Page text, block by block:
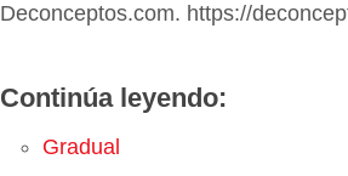
Deconceptos.com. https://
Continúa leyendo:
Gradual